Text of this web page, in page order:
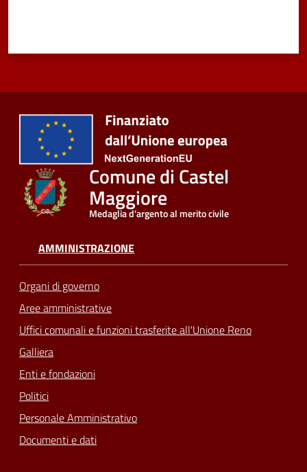
argomenti...
Seguici
Comune di Castel
Maggiore
Medaglia d'argento al merito civile
AMMINISTRAZIONE
Organi di governo
Aree amministrative
Uffici comunali e funzioni trasferite all'Unione Reno
Galliera
Enti e fondazioni
Politici
Personale Amministrativo
Documenti e dati